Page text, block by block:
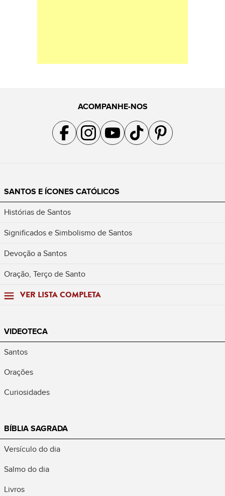
ACOMPANHE-NOS
Acompanhe a gente no Facebook
Acompanhe a gente no Instagram
Acompanhe a gente no YouTube
Acompanhe a gente no TikTok
Acompanhe a gente no
SANTOS E ÍCONES CATÓLICOS
Histórias de Santos
Significados e Simbolismo de Santos
Devoção a Santos
Oração, Terço de Santo
VER LISTA COMPLETA
VIDEOTECA
Santos
Orações
Curiosidades
BÍBLIA SAGRADA
Versículo do dia
Salmo do dia
Livros